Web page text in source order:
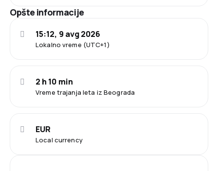
Opšte informacije
Lokalno vreme (UTC+1)
15:12, 9 avg 2026
Vreme trajanja leta iz Beograda
2 h 10 min
Local currency
EUR